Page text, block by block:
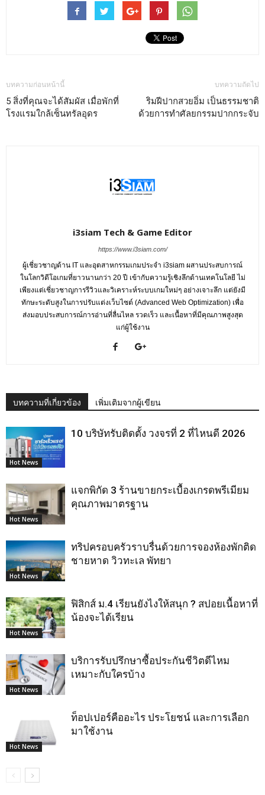
บทความก่อนหน้านี้
5 สิ่งที่คุณจะได้สัมผัส เมื่อพักที่
โรงแรมใกล้เซ็นทรัลอุดร
บทความถัดไป
ริมฝีปากสวยอิ่ม เป็นธรรมชาติ
ด้วยการทำศัลยกรรมปากกระจับ
i3siam Tech & Game Editor
https://www.i3siam.com/
ผู้เชี่ยวชาญด้าน IT และอุตสาหกรรมเกมประจำ i3siam ผสานประสบการณ์
ในโลกวิดีโอเกมที่ยาวนานกว่า 20 ปี เข้ากับความรู้เชิงลึกด้านเทคโนโลยี ไม่
เพียงแต่เชี่ยวชาญการรีวิวและวิเคราะห์ระบบเกมใหม่ๆ อย่างเจาะลึก แต่ยังมี
ทักษะระดับสูงในการปรับแต่งเว็บไซต์ (Advanced Web Optimization) เพื่อ
ส่งมอบประสบการณ์การอ่านที่ลื่นไหล รวดเร็ว และเนื้อหาที่มีคุณภาพสูงสุด
แก่ผู้ใช้งาน
บทความที่เกี่ยวข้อง เพิ่มเติมจากผู้เขียน
Hot News
10 บริษัทรับติดตั้ง วงจรที่ 2 ที่ไหนดี 2026
Hot News
แจกพิกัด 3 ร้านขายกระเบื้องเกรดพรีเมียม
คุณภาพมาตรฐาน
Hot News
ทริปครอบครัวราบรื่นด้วยการจองห้องพักติด
ชายหาด วิวทะเล พัทยา
Hot News
ฟิสิกส์ ม.4 เรียนยังไงให้สนุก ? สปอยเนื้อหาที่
น้องจะได้เรียน
Hot News
บริการรับปรึกษาซื้อประกันชีวิตดีไหม
เหมาะกับใครบ้าง
Hot News
ท็อปเปอร์คืออะไร ประโยชน์ และการเลือก
มาใช้งาน